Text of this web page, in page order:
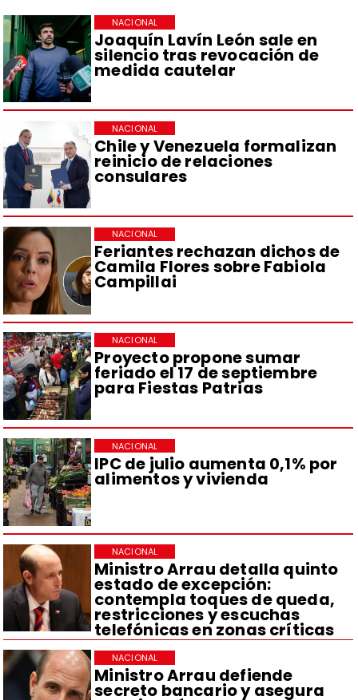
Joaquín Lavín León sale en
silencio tras revocación de
medida cautelar
NACIONAL
Chile y Venezuela formalizan
reinicio de relaciones
consulares
NACIONAL
Feriantes rechazan dichos de
Camila Flores sobre Fabiola
Campillai
NACIONAL
Proyecto propone sumar
feriado el 17 de septiembre
para Fiestas Patrias
NACIONAL
IPC de julio aumenta 0,1% por
alimentos y vivienda
NACIONAL
Ministro Arrau detalla quinto
estado de excepción:
contempla toques de queda,
restricciones y escuchas
telefónicas en zonas críticas
NACIONAL
Ministro Arrau defiende
secreto bancario y asegura
NACIONAL